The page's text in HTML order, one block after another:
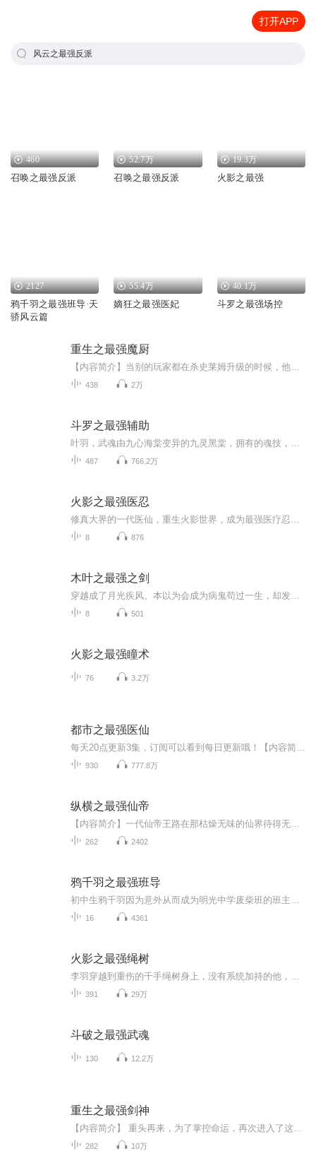
打开APP
风云之最强反派
460
召唤之最强反派
52.7万
召唤之最强反派
19.3万
火影之最强
2127
鸦千羽之最强班导·天
骄风云篇
55.4万
嫡狂之最强医妃
40.1万
斗罗之最强场控
重生之最强魔厨
438 2万
斗罗之最强辅助
487 766.2万
火影之最强医忍
8 876
木叶之最强之剑
8 501
火影之最强瞳术
76 3.2万
都市之最强医仙
930 777.8万
纵横之最强仙帝
262 2402
鸦千羽之最强班导
16 4361
火影之最强绳树
391 29万
斗破之最强武魂
130 12.2万
重生之最强剑神
282 10万